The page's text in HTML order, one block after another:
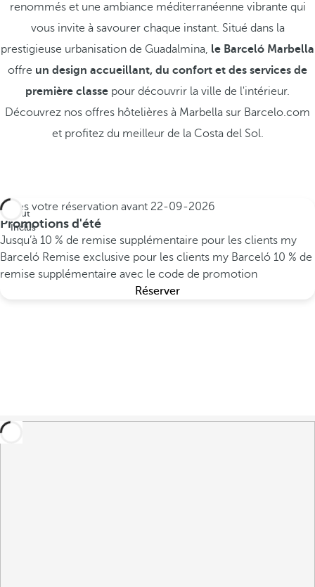
renommés et une ambiance méditerranéenne vibrante qui
vous invite à savourer chaque instant. Situé dans la
prestigieuse urbanisation de Guadalmina, le Barceló Marbella
offre un design accueillant, du confort et des services de
première classe pour découvrir la ville de l'intérieur.
Découvrez nos offres hôtelières à Marbella sur Barcelo.com
et profitez du meilleur de la Costa del Sol.
Tout
Inclus
Faites votre réservation avant 22-09-2026
Promotions d'été
Jusqu’à 10 % de remise supplémentaire pour les clients my
Barceló Remise exclusive pour les clients my Barceló 10 % de
remise supplémentaire avec le code de promotion
Réserver